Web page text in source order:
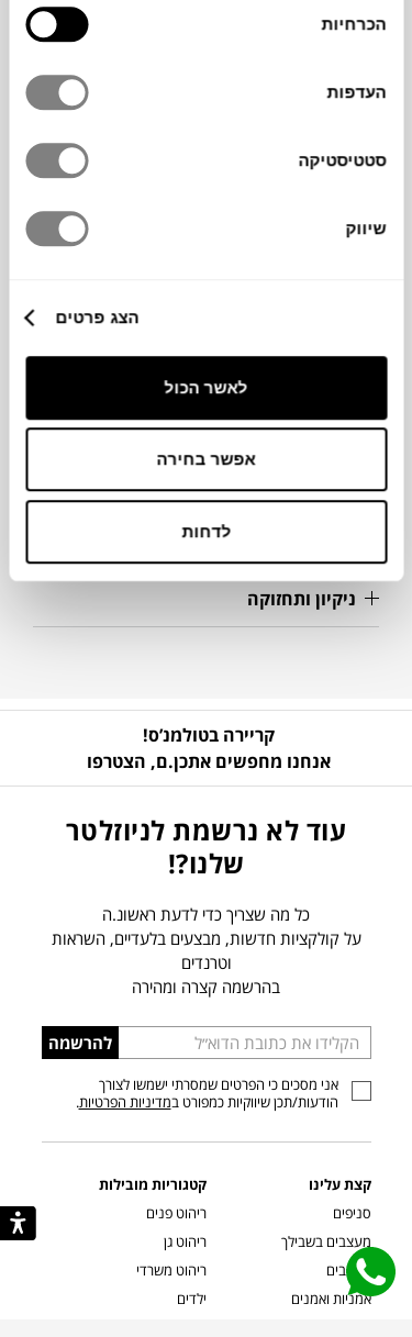
הסכמה
הכרחיות
העדפות
סטטיסטיקה
שיווק
הצג פרטים
לאשר הכול
אפשר בחירה
לדחות
כסא עבודה בעל מראה קליל ואוורירי. מתאים
לעבודה מהמשרד או מהבית. מתכוונן בגובה
65X65X90-100H ס"מ
ניקיון ותחזוקה
קריירה בטולמנ’ס!
אנחנו מחפשים אתכן.ם, הצטרפו
עוד לא נרשמת לניוזלטר
שלנו?!
כל מה שצריך כדי לדעת ראשונ.ה
על קולקציות חדשות, מבצעים בלעדיים, השראות
וטרנדים
בהרשמה קצרה ומהירה
הכניסו
כתובת
דוא”ל
להרשמה
אני מסכים כי הפרטים שמסרתי ישמשו לצורך
הודעות/תכן שיווקיות כמפורט במדיניות הפרטיות.
קצת עלינו
סניפים
מעצבים בשבילך
מעצבים
אמניות ואמנים
קטגוריות מובילות
ריהוט פנים
ריהוט גן
ריהוט משרדי
ילדים